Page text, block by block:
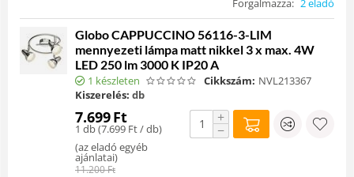
Forgalmazza: 2 eladó
Globo CAPPUCCINO 56116-3-LIM
mennyezeti lámpa matt nikkel 3 x max. 4W
LED 250 lm 3000 K IP20 A
1 készleten Cikkszám: NVL213367
Kiszerelés: db
7.699Ft
1 db (7.699 Ft/ db)
(az eladó egyéb
ajánlatai)
11.200Ft
+
−